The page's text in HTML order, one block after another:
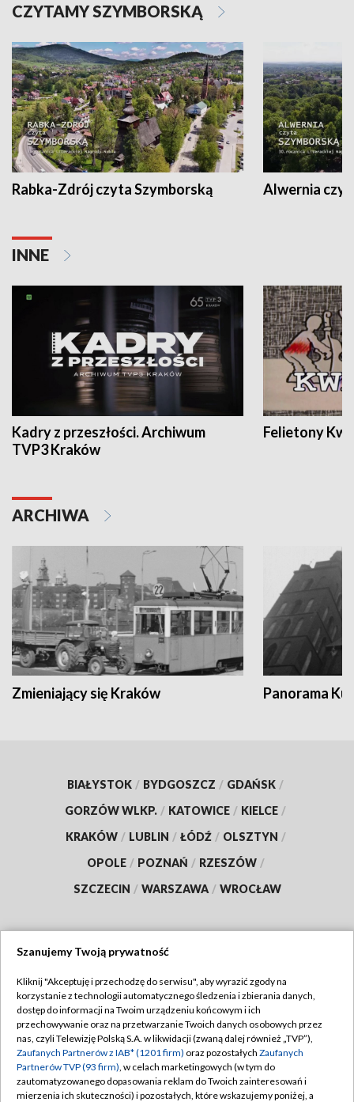
CZYTAMY SZYMBORSKĄ
Rabka-Zdrój czyta Szymborską Alwernia
INNE
Kadry z przeszłości. Archiwum
TVP3 Kraków
Felietony
ARCHIWA
Zmieniający się Kraków Panorama
BIAŁYSTOK / BYDGOSZCZ / GDAŃSK /
GORZÓW WLKP. / KATOWICE / KIELCE /
KRAKÓW / LUBLIN / ŁÓDŹ / OLSZTYN /
OPOLE / POZNAŃ / RZESZÓW /
SZCZECIN / WARSZAWA / WROCŁAW
TVP
Abonament TVP
Emisja w TVP
Centrum informacji TVP
Regulamin TVP
Polityka prywatności
Moje zgody
Szanujemy Twoją prywatność
Kliknij "Akceptuję i przechodzę do serwisu", aby wyrazić zgody na
korzystanie z technologii automatycznego śledzenia i zbierania danych,
dostęp do informacji na Twoim urządzeniu końcowym i ich
przechowywanie oraz na przetwarzanie Twoich danych osobowych przez
nas, czyli Telewizję Polską S.A. w likwidacji (zwaną dalej również „TVP”),
Zaufanych Partnerów z IAB* (1201 firm) oraz pozostałych Zaufanych
Partnerów TVP (93 firm), w celach marketingowych (w tym do
zautomatyzowanego dopasowania reklam do Twoich zainteresowań i
mierzenia ich skuteczności) i pozostałych, które wskazujemy poniżej, a